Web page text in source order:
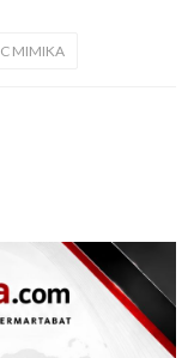
MIMIKA